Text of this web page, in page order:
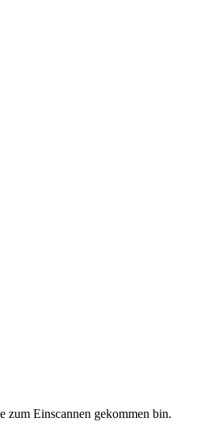
Einscannen gekommen bin.